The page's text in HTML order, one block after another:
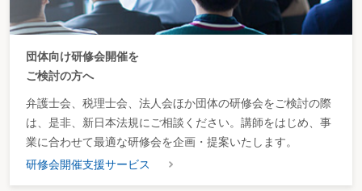
団体向け研修会開催を
ご検討の方へ
弁護士会、税理士会、法人会ほか団体の研修会をご検討の際
は、是非、新日本法規にご相談ください。講師をはじめ、事
業に合わせて最適な研修会を企画・提案いたします。
研修会開催支援サービス